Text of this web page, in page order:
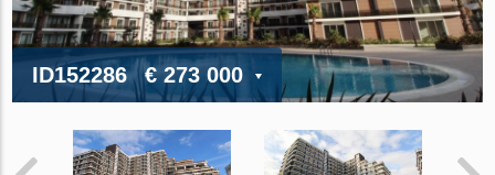
ID152286 € 273 000